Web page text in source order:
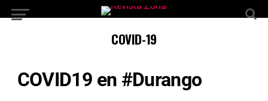
COVID-19
COVID19 en #Durango